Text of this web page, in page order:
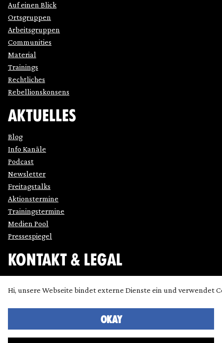
Auf einen Blick
Ortsgruppen
Arbeitsgruppen
Communities
Material
Trainings
Rechtliches
Rebellionskonsens
AKTUELLES
Blog
Info Kanäle
Podcast
Newsletter
Freitagstalks
Aktionstermine
Trainingstermine
Medien Pool
Pressespiegel
KONTAKT & LEGAL
Datenschutz
Presse
Hi, unsere Webseite bindet externe Dienste ein und verwendet
OKAY